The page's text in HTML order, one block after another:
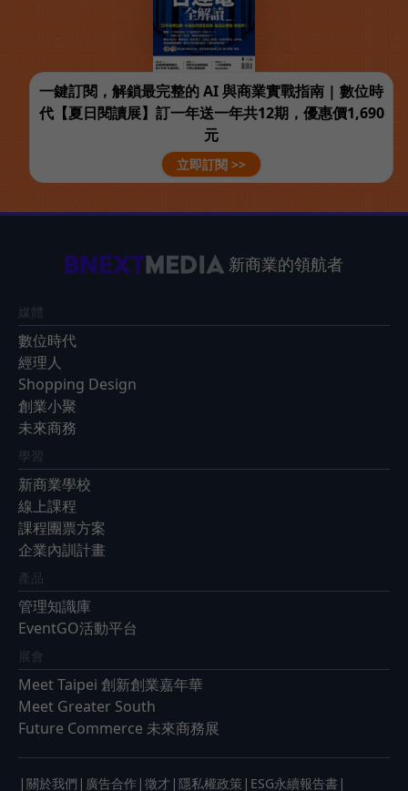
一鍵訂閱，解鎖最完整的 AI 與商業實戰指南 | 數位時
代【夏日閱讀展】訂一年送一年共12期，優惠價1,690
元
立即訂閱 >>
新商業的領航者
媒體
數位時代
經理人
Shopping Design
創業小聚
未來商務
學習
新商業學校
線上課程
課程團票方案
企業內訓計畫
產品
管理知識庫
EventGO活動平台
展會
Meet Taipei 創新創業嘉年華
Meet Greater South
Future Commerce 未來商務展
| 關於我們 | 廣告合作 | 徵才 | 隱私權政策 | ESG永續報告書 |